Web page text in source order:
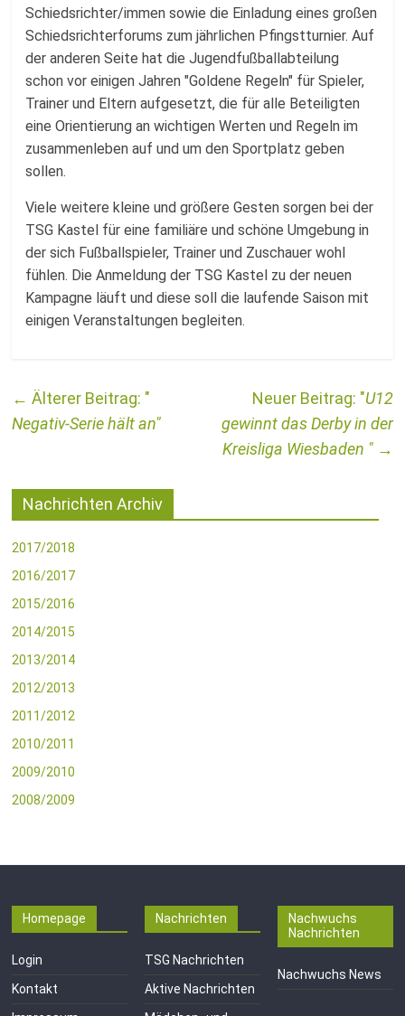
Schiedsrichter/immen sowie die Einladung eines großen
Schiedsrichterforums zum jährlichen Pfingstturnier. Auf
der anderen Seite hat die Jugendfußballabteilung
schon vor einigen Jahren "Goldene Regeln" für Spieler,
Trainer und Eltern aufgesetzt, die für alle Beteiligten
eine Orientierung an wichtigen Werten und Regeln im
zusammenleben auf und um den Sportplatz geben
sollen.
Viele weitere kleine und größere Gesten sorgen bei der
TSG Kastel für eine familiäre und schöne Umgebung in
der sich Fußballspieler, Trainer und Zuschauer wohl
fühlen. Die Anmeldung der TSG Kastel zu der neuen
Kampagne läuft und diese soll die laufende Saison mit
einigen Veranstaltungen begleiten.
←
Negativ-Serie hält an
U12
gewinnt das Derby in der
Kreisliga Wiesbaden
→
Nachrichten Archiv
2017/2018
2016/2017
2015/2016
2014/2015
2013/2014
2012/2013
2011/2012
2010/2011
2009/2010
2008/2009
Homepage
Login
Kontakt
Nachrichten
TSG Nachrichten
Aktive Nachrichten
Nachwuchs
Nachrichten
Nachwuchs News